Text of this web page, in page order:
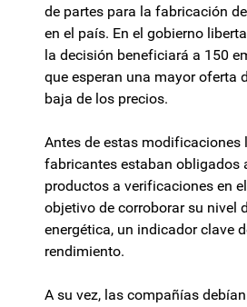
de partes para la fabricación
en el país. En el gobierno
la decisión beneficiará a 150
que esperan una mayor oferta
baja de los precios.
Antes de estas modificaciones
fabricantes estaban obligados
productos a verificaciones en
objetivo de corroborar su nivel
energética, un indicador clave
rendimiento.
A su vez, las compañías